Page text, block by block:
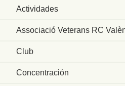
Actividades
Associació Veterans RC
Club
Concentración